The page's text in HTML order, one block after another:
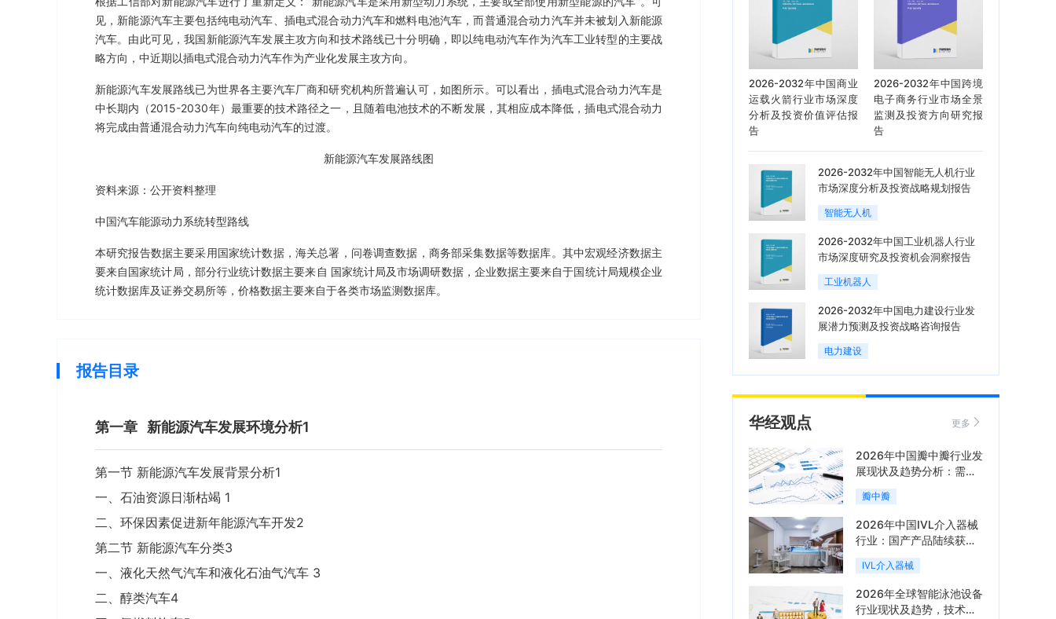
见，新能源汽车主要包括纯电动汽车、插电式混合动力汽车和燃料电池汽车，而普通混合动力汽车并未被划入新能源
汽车。由此可见，我国新能源汽车发展主攻方向和技术路线已十分明确，即以纯电动汽车作为汽车工业转型的主要战
略方向，中近期以插电式混合动力汽车作为产业化发展主攻方向。
新能源汽车发展路线已为世界各主要汽车厂商和研究机构所普遍认可，如图所示。可以看出，插电式混合动力汽车是
中长期内（2015-2030年）最重要的技术路径之一，且随着电池技术的不断发展，其相应成本降低，插电式混合动力
将完成由普通混合动力汽车向纯电动汽车的过渡。
新能源汽车发展路线图
资料来源：公开资料整理
中国汽车能源动力系统转型路线
本研究报告数据主要采用国家统计数据，海关总署，问卷调查数据，商务部采集数据等数据库。其中宏观经济数据主
要来自国家统计局，部分行业统计数据主要来自 国家统计局及市场调研数据，企业数据主要来自于国统计局规模企业
统计数据库及证券交易所等，价格数据主要来自于各类市场监测数据库。
报告目录
第一章 新能源汽车发展环境分析1
第一节 新能源汽车发展背景分析1
一、石油资源日渐枯竭 1
二、环保因素促进新年能源汽车开发2
第二节 新能源汽车分类3
一、液化天然气汽车和液化石油气汽车 3
二、醇类汽车4
2026-2032年中国商业
运载火箭行业市场深度
分析及投资价值评估报
告
2026-2032年中国跨境
电子商务行业市场全景
监测及投资方向研究报
告
2026-2032年中国智能无人机行业
市场深度分析及投资战略规划报告
智能无人机
2026-2032年中国工业机器人行业
市场深度研究及投资机会洞察报告
工业机器人
2026-2032年中国电力建设行业发
展潜力预测及投资战略咨询报告
电力建设
华经观点 更多
2026年中国瓣中瓣行业发
展现状及趋势分析：需求
可持续释放，市场发展前
景良好「图」
瓣中瓣
2026年中国IVL介入器械
行业：国产产品陆续获
批，市场将进入持续高增
长阶段「图」
IVL介入器械
2026年全球智能泳池设备
行业现状及趋势，技术端